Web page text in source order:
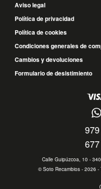
Aviso legal
Política de privacidad
Política de cookies
Condiciones generales de
Cambios y devoluciones
Formulario de desistimiento
Calle Guipúzcoa, 10 -
©Soto Recambios- 2026 -